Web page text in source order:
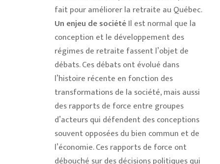
fait pour améliorer la retraite au Québec.
Un enjeu de sociétéIl est normal que la
conception et le développement des
régimes de retraite fassent l’objet de
débats. Ces débats ont évolué dans
l’histoire récente en fonction des
transformations de la société, mais aussi
des rapports de force entre groupes
d’acteurs qui défendent des conceptions
souvent opposées du bien commun et de
l’économie. Ces rapports de force ont
débouché sur des décisions politiques qui